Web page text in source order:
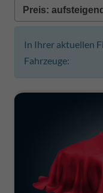
In Ihrer aktuellen
Fahrzeuge: